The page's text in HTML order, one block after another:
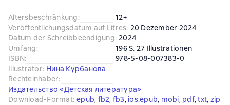
Altersbeschränkung:
12+
Veröffentlichungsdatum auf Litres: 20 Dezember 2024
Datum der Schreibbeendigung: 2024
Umfang:
196 S. 27 Illustrationen
ISBN:
978-5-08-007383-0
Illustrator: Нина Курбанова
Rechteinhaber:
Издательство «Детская литература»
Download-Format: epub, fb2, fb3, ios.epub, mobi, pdf, txt, zip